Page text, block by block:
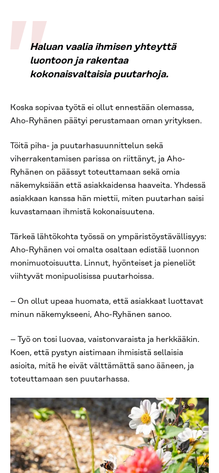
Haluan vaalia ihmisen yhteyttä
luontoon ja rakentaa
kokonaisvaltaisia puutarhoja.
Koska sopivaa työtä ei ollut ennestään olemassa,
Aho-Ryhänen päätyi perustamaan oman yrityksen.
Töitä piha- ja puutarhasuunnittelun sekä
viherrakentamisen parissa on riittänyt, ja Aho-
Ryhänen on päässyt toteuttamaan sekä omia
näkemyksiään että asiakkaidensa haaveita. Yhdessä
asiakkaan kanssa hän miettii, miten puutarhan saisi
kuvastamaan ihmistä kokonaisuutena.
Tärkeä lähtökohta työssä on ympäristöystävällisyys:
Aho-Ryhänen voi omalta osaltaan edistää luonnon
monimuotoisuutta. Linnut, hyönteiset ja pieneliöt
viihtyvät monipuolisissa puutarhoissa.
– On ollut upeaa huomata, että asiakkaat luottavat
minun näkemykseeni, Aho-Ryhänen sanoo.
– Työ on tosi luovaa, vaistonvaraista ja herkkääkin.
Koen, että pystyn aistimaan ihmisistä sellaisia
asioita, mitä he eivät välttämättä sano ääneen, ja
toteuttamaan sen puutarhassa.